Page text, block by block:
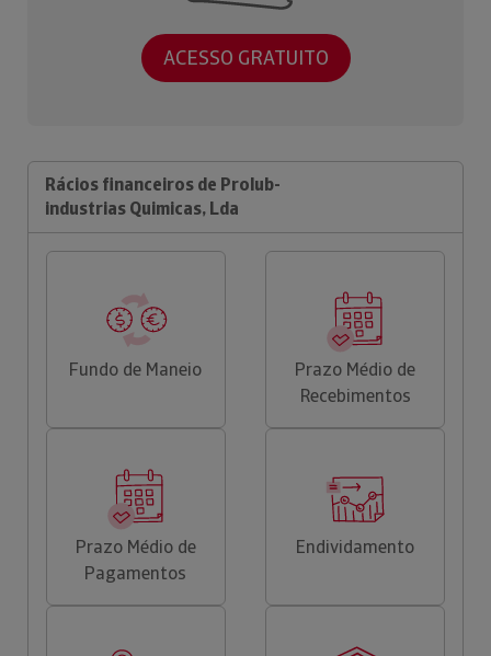
ACESSO GRATUITO
Rácios financeiros de Prolub-
industrias Quimicas, Lda
Fundo de Maneio
Prazo Médio de
Recebimentos
Prazo Médio de
Pagamentos
Endividamento